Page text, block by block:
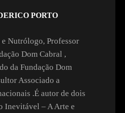
PORTO
Nutrólogo, Professor
Dom Cabral ,
da Fundação Dom
Associado a
.É autor de dois
Inevitável – A Arte e